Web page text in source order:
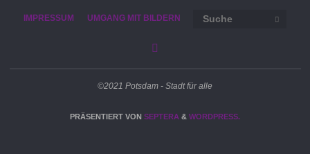
IMPRESSUM UMGANG MIT BILDERN SUCHE
©2021 Potsdam - Stadt für alle
PRÄSENTIERT VON SEPTERA & WORDPRESS.